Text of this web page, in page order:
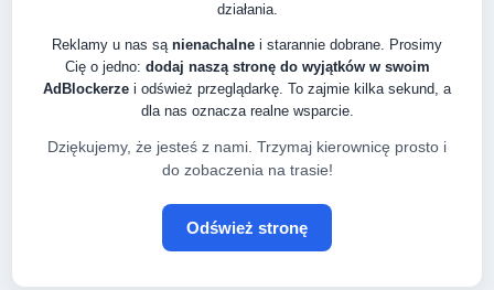
działania.
Reklamy u nas są nienachalne i starannie dobrane. Prosimy
Cię o jedno: dodaj naszą stronę do wyjątków w swoim
AdBlockerze i odśwież przeglądarkę. To zajmie kilka sekund, a
dla nas oznacza realne wsparcie.
Dziękujemy, że jesteś z nami. Trzymaj kierownicę prosto i
do zobaczenia na trasie!
Odśwież stronę